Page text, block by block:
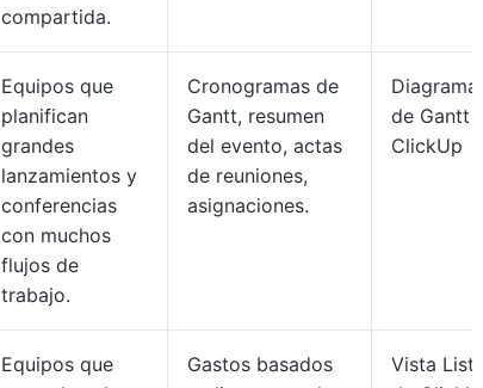
compartida.
Equipos que
planifican
grandes
lanzamientos y
conferencias
con muchos
flujos de
trabajo.
Cronogramas de
Gantt, resumen
del evento, actas
de reuniones,
asignaciones.
Diagrama
de Gantt
ClickUp
Equipos que
Gastos basados
Vista Lista